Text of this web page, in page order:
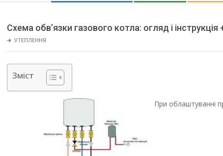
Схема обв’язки газового котла: огляд і інструкція
🡲 УТЕПЛЕННЯ
Зміст
При облаштуванні